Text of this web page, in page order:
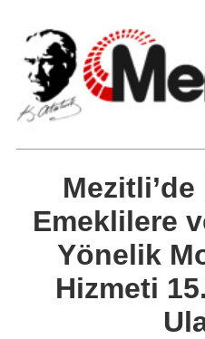
Mezitli’de
Emeklilere
Yönelik
Hizmeti